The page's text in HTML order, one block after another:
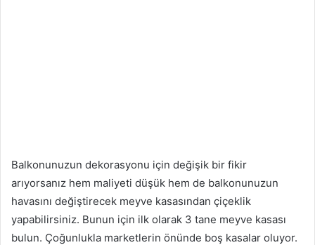
Balkonunuzun dekorasyonu için değişik bir fikir
arıyorsanız hem maliyeti düşük hem de balkonunuzun
havasını değiştirecek meyve kasasından çiçeklik
yapabilirsiniz. Bunun için ilk olarak 3 tane meyve kasası
bulun. Çoğunlukla marketlerin önünde boş kasalar oluyor.